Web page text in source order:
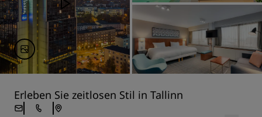
Erleben Sie zeitlosen Stil in Tallinn